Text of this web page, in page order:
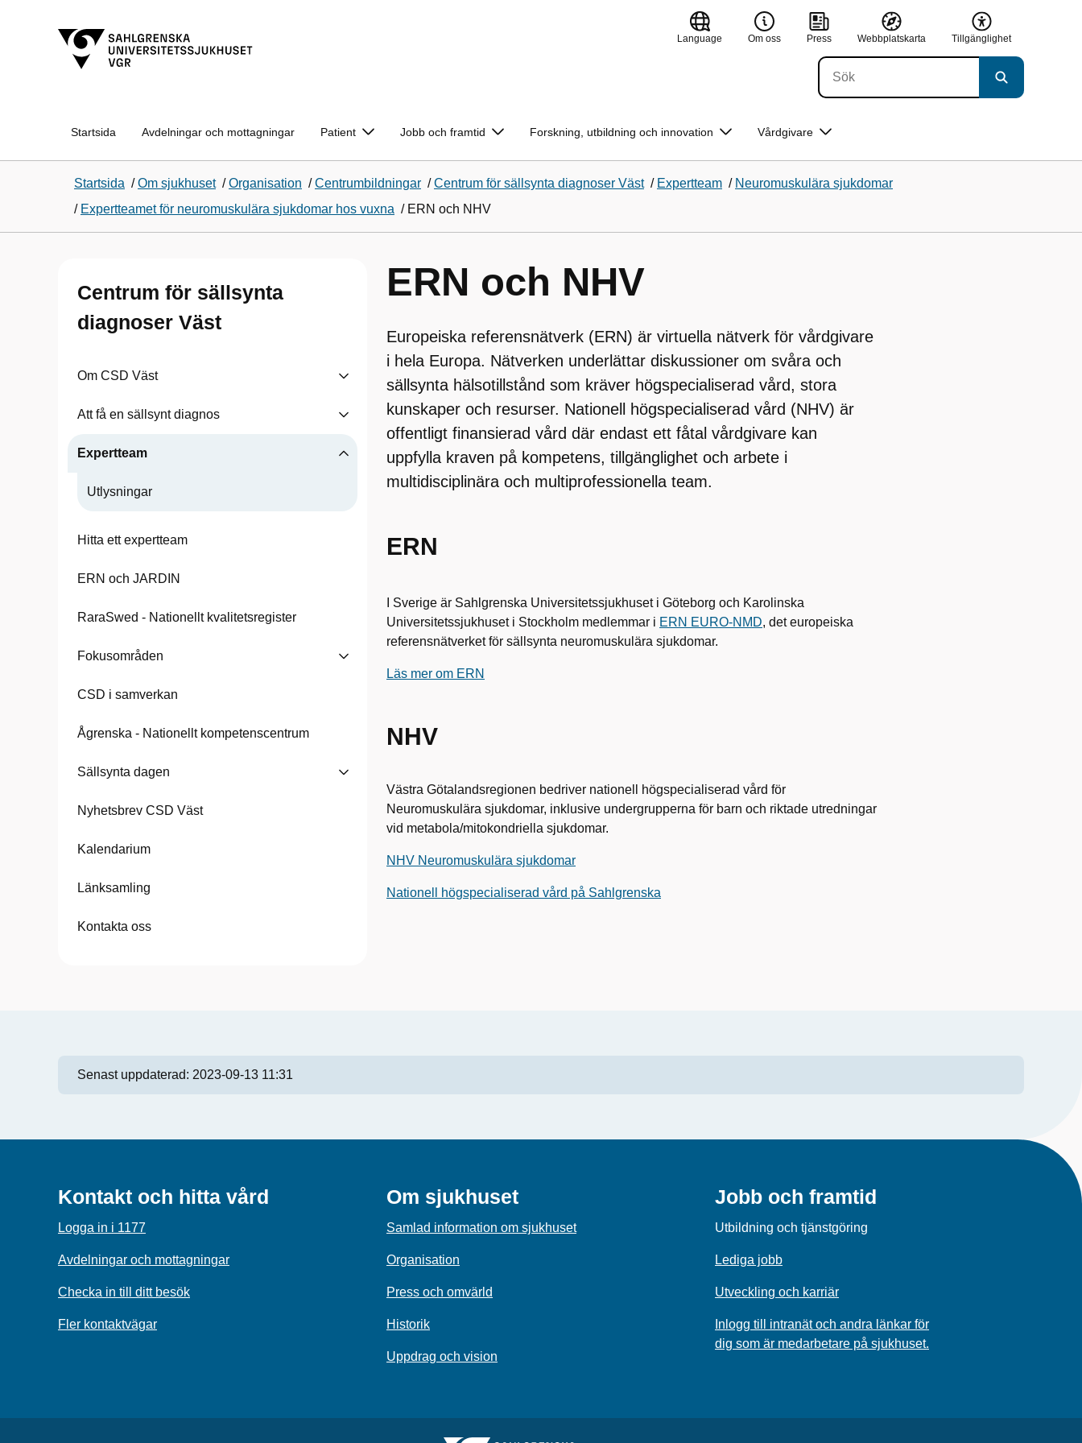
Language Om oss Press Webbplatskarta Tillgänglighet
Startsida Avdelningar och mottagningar Patient Jobb och framtid Forskning, utbildning och innovation Vårdgivare
Startsida /Om sjukhuset /Organisation /Centrumbildningar /Centrum för sällsynta diagnoser Väst / Expertteam / Neuromuskulära sjukdomar
/ Expertteamet för neuromuskulära sjukdomar hos vuxna / ERN och NHV
Centrum för sällsynta
diagnoser Väst
Om CSD Väst
Att få en sällsynt diagnos
Expertteam
Utlysningar
Hitta ett expertteam
ERN och JARDIN
RaraSwed - Nationellt kvalitetsregister
Fokusområden
CSD i samverkan
Ågrenska - Nationellt kompetenscentrum
Sällsynta dagen
Nyhetsbrev CSD Väst
Kalendarium
Länksamling
Kontakta oss
ERN och NHV
Europeiska referensnätverk (ERN) är virtuella nätverk för vårdgivare
i hela Europa. Nätverken underlättar diskussioner om svåra och
sällsynta hälsotillstånd som kräver högspecialiserad vård, stora
kunskaper och resurser. Nationell högspecialiserad vård (NHV) är
offentligt finansierad vård där endast ett fåtal vårdgivare kan
uppfylla kraven på kompetens, tillgänglighet och arbete i
multidisciplinära och multiprofessionella team.
ERN
I Sverige är Sahlgrenska Universitetssjukhuset i Göteborg och Karolinska
Universitetssjukhuset i Stockholm medlemmar i ERN EURO-NMD, det europeiska
referensnätverket för sällsynta neuromuskulära sjukdomar.
Läs mer om ERN
NHV
Västra Götalandsregionen bedriver nationell högspecialiserad vård för
Neuromuskulära sjukdomar, inklusive undergrupperna för barn och riktade utredningar
vid metabola/mitokondriella sjukdomar.
NHV Neuromuskulära sjukdomar
Nationell högspecialiserad vård på Sahlgrenska
Senast uppdaterad: 2023-09-13 11:31
Kontakt och hitta vård
Logga in i 1177
Avdelningar och mottagningar
Checka in till ditt besök
Fler kontaktvägar
Om sjukhuset
Samlad information om sjukhuset
Organisation
Press och omvärld
Historik
Uppdrag och vision
Jobb och framtid
Utbildning och tjänstgöring
Lediga jobb
Utveckling och karriär
Inlogg till intranät och andra länkar för
dig som är medarbetare på sjukhuset.